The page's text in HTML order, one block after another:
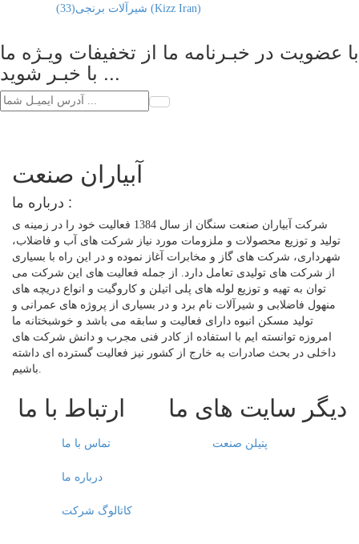
(33) شیرآلات برنجی (Kizz Iran)
با عضویت در خبـرنامه ما از تخفیفات ویـژه ما
با خبـر شوید ...
آبیاران صنعت
درباره ما :
شرکت آبیاران صنعت سنگان از سال 1384 فعالیت خود را در زمینه ی
تولید و توزیع محصولات و ملزومات مورد نیاز شرکت های آب و فاضلاب،
شهرداری، شرکت های گاز و مخابرات آغاز نموده و در این راه با بسیاری
از شرکت های تولیدی تعامل دارد. از جمله فعالیت های این شرکت می
توان به تهیه و توزیع لوله های پلی اتیلن و کاروگیت و انواع دریچه های
منهول فاضلابی و شیرآلات نام برد و در بسیاری از پروژه های عمرانی و
تولید مسکن انبوه دارای فعالیت و سابقه می باشد و خوشبختانه ما
امروزه توانسته ایم با استفاده از کادر فنی مجرب و دانش شرکت های
داخلی در بحث صادرات به خارج از کشور نیز فعالیت گسترده ای داشته
دیگر سایت های ما
پتیلن صنعت
ارتباط با ما
تماس با ما
درباره ما
کاتالوگ شرکت